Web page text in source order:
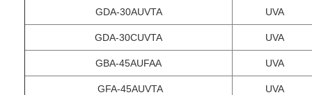
GDA-30AUVTA UVA
GDA-30CUVTA UVA
GBA-45AUFAA UVA
GFA-45AUVTA UVA